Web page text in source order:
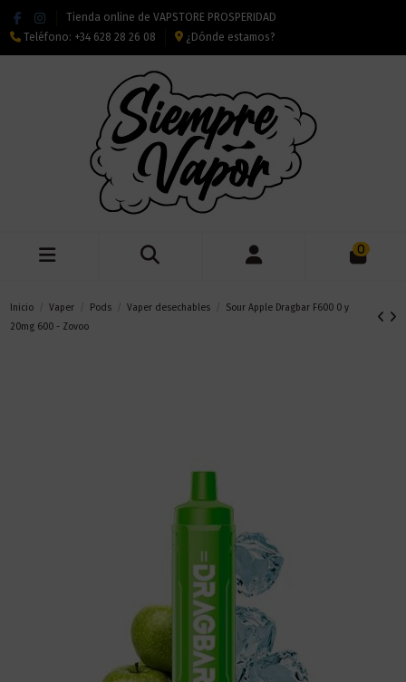
Tienda online de VAPSTORE PROSPERIDAD
Teléfono: +34 628 28 26 08 ¿Dónde estamos?
0
Inicio Vaper Pods Vaper desechables
Sour Apple Dragbar F600 0 y
20mg 600 - Zovoo